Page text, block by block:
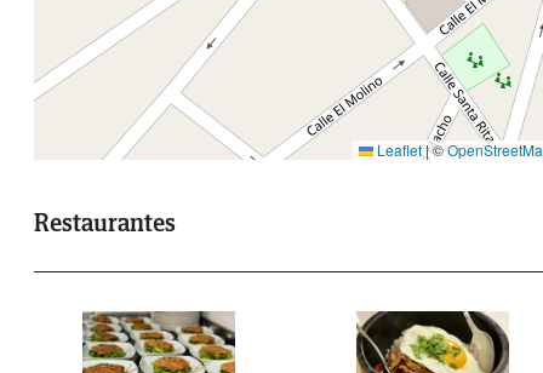
Leaflet|©
Restaurantes